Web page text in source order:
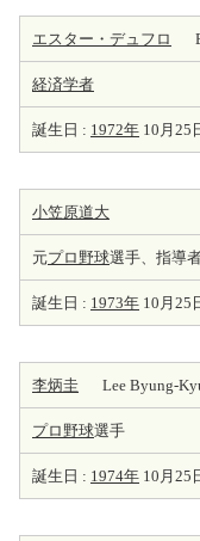
エスター・デュフロ
経済学者
誕生日 : 1972年 10月25
小笠原道大
元プロ野球選手、指導
誕生日 : 1973年 10月25
李炳圭 Lee Byung-
プロ野球選手
誕生日 : 1974年 10月25